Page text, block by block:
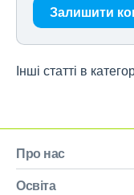
Залишити
Інші статті в
Про нас
Освіта